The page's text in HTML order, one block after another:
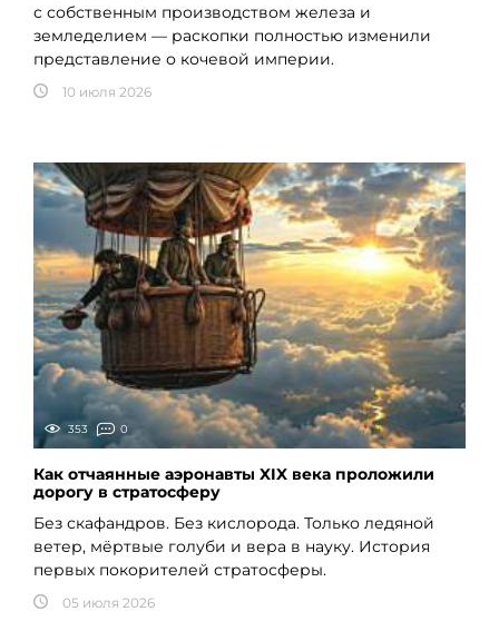
с собственным производством железа и
земледелием — раскопки полностью изменили
представление о кочевой империи.
10 июля 2026
353 0
Как отчаянные аэронавты XIX века проложили
дорогу в стратосферу
Без скафандров. Без кислорода. Только ледяной
ветер, мёртвые голуби и вера в науку. История
первых покорителей стратосферы.
05 июля 2026